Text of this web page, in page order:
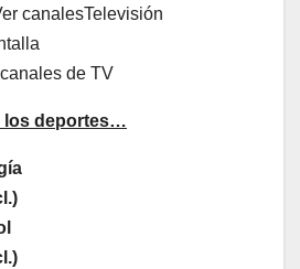
canalesTelevisión
de TV
los deportes…